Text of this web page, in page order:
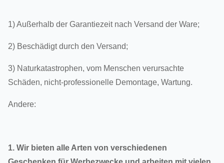
1) Außerhalb der Garantiezeit nach Versand der Ware;
2) Beschädigt durch den Versand;
3) Naturkatastrophen, vom Menschen verursachte
Schäden, nicht-professionelle Demontage, Wartung.
Andere:
1. Wir bieten alle Arten von verschiedenen